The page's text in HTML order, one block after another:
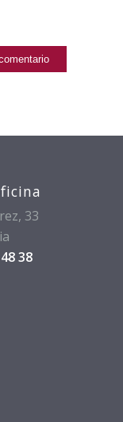
33
38